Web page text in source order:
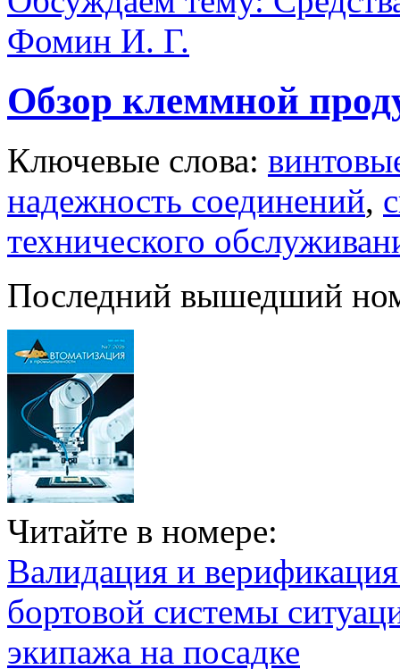
Фомин И. Г.
Обзор клеммной
Ключевые слова:
надежность соединений,
технического
Последний вышедший
Читайте в номере:
Валидация и
бортовой системы
экипажа на посадке